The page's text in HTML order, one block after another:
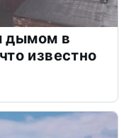
дымом в
известно